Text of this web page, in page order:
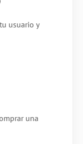
usuario y
una